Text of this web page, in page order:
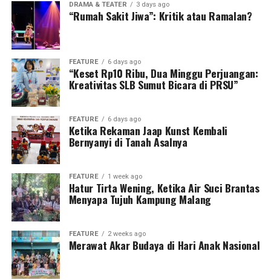
DRAMA & TEATER 3 days ago
“Rumah Sakit Jiwa”: Kritik atau Ramalan?
FEATURE 6 days ago
“Keset Rp10 Ribu, Dua Minggu Perjuangan:
Kreativitas SLB Sumut Bicara di PRSU”
FEATURE 6 days ago
Ketika Rekaman Jaap Kunst Kembali
Bernyanyi di Tanah Asalnya
FEATURE 1 week ago
Hatur Tirta Wening, Ketika Air Suci Brantas
Menyapa Tujuh Kampung Malang
FEATURE 2 weeks ago
Merawat Akar Budaya di Hari Anak Nasional